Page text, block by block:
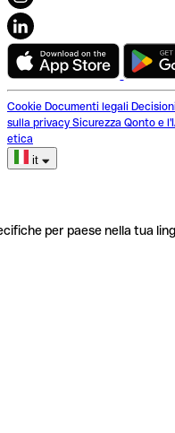
Cookie Documenti legali
sulla privacy Sicurezza Qonto e
etica
it
per paese nella tua